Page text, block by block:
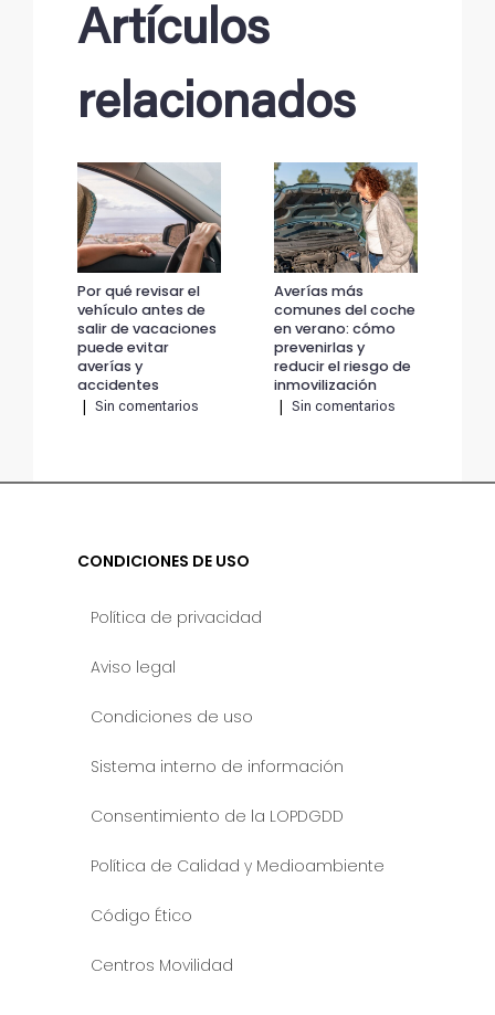
Artículos
relacionados
Por qué revisar el
vehículo antes de
salir de vacaciones
puede evitar
averías y
accidentes
Sin comentarios
Averías más
comunes del coche
en verano: cómo
prevenirlas y
reducir el riesgo de
inmovilización
Sin comentarios
CONDICIONES DE USO
Política de privacidad
Aviso legal
Condiciones de uso
Sistema interno de información
Consentimiento de la LOPDGDD
Política de Calidad y Medioambiente
Código Ético
Centros Movilidad